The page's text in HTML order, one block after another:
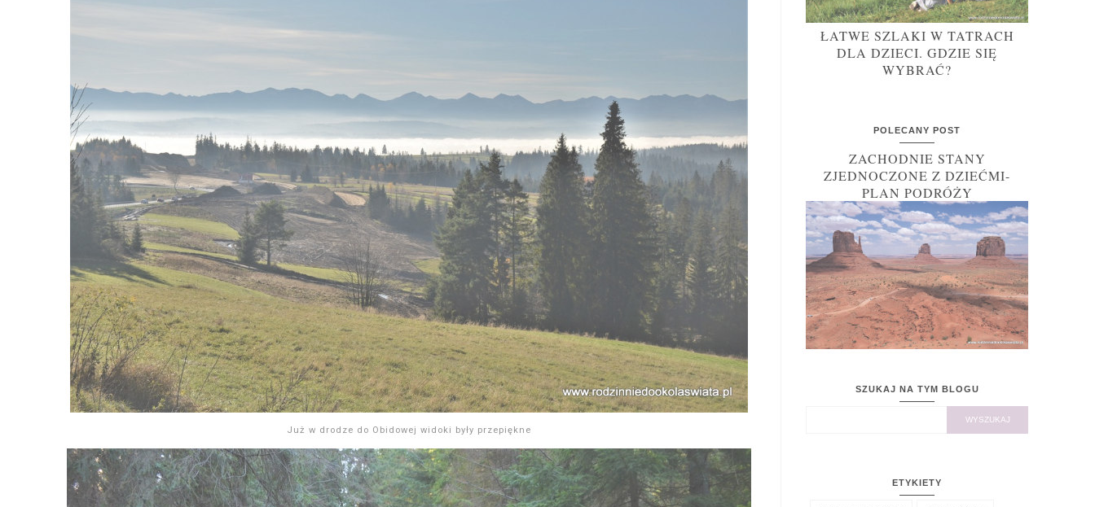
Już w drodze do Obidowej widoki były przepiękne
ŁATWE SZLAKI W TATRACH
DLA DZIECI. GDZIE SIĘ
WYBRAĆ?
POLECANY POST
ZACHODNIE STANY
ZJEDNOCZONE Z DZIEĆMI-
PLAN PODRÓŻY
SZUKAJ NA TYM BLOGU
ETYKIETY